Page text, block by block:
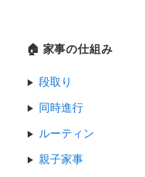
🏠 家事の仕組み
段取り
同時進行
ルーティン
親子家事